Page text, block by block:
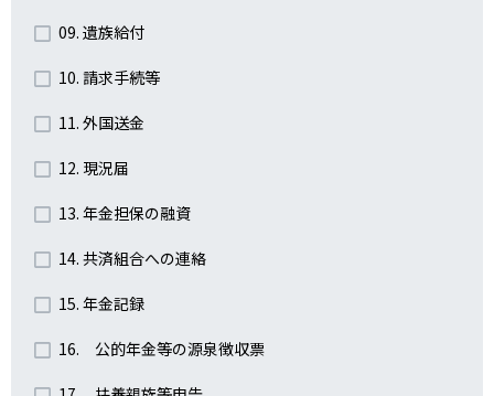
09. 遺族給付
10. 請求手続等
11. 外国送金
12. 現況届
13. 年金担保の融資
14. 共済組合への連絡
15. 年金記録
16. 公的年金等の源泉徴収票